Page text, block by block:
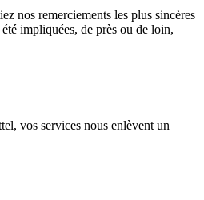
nos remerciements les plus sincères
impliquées, de près ou de loin,
vos services nous enlèvent un